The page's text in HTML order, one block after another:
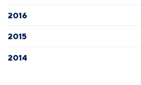
2016
2015
2014